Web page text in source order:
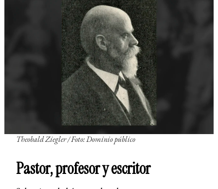
Theobald Ziegler / Foto: Dominio público
Pastor, profesor y escritor